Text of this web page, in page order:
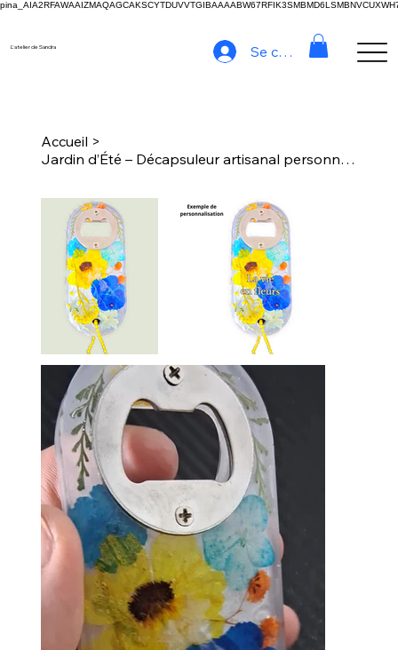
L'atelier de Sandra Se connecter
Accueil >
Jardin d’Été – Décapsuleur artisanal personnalisable